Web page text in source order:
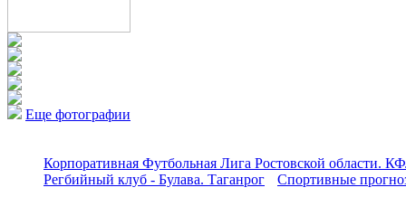
Еще фотографии
Корпоративная Футбольная Лига Ростовской области.
Регбийный клуб - Булава. Таганрог
Спортивные